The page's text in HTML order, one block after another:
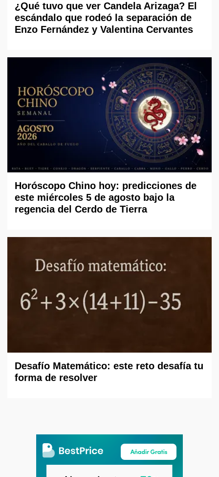
¿Qué tuvo que ver Candela Arizaga? El
escándalo que rodeó la separación de
Enzo Fernández y Valentina Cervantes
Horóscopo Chino hoy: predicciones de
este miércoles 5 de agosto bajo la
regencia del Cerdo de Tierra
Desafío Matemático: este reto desafía tu
forma de resolver